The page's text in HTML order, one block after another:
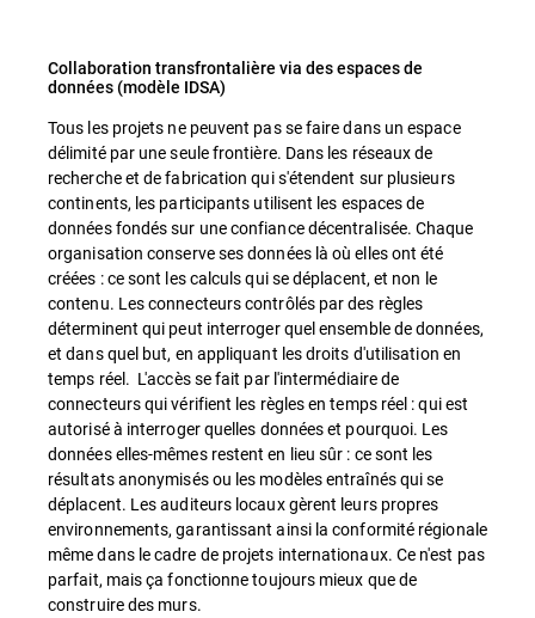
Collaboration transfrontalière via des espaces de
données (modèle IDSA)
Tous les projets ne peuvent pas se faire dans un espace
délimité par une seule frontière. Dans les réseaux de
recherche et de fabrication qui s'étendent sur plusieurs
continents, les participants utilisent les espaces de
données fondés sur une confiance décentralisée. Chaque
organisation conserve ses données là où elles ont été
créées : ce sont les calculs qui se déplacent, et non le
contenu. Les connecteurs contrôlés par des règles
déterminent qui peut interroger quel ensemble de données,
et dans quel but, en appliquant les droits d'utilisation en
temps réel. L'accès se fait par l'intermédiaire de
connecteurs qui vérifient les règles en temps réel : qui est
autorisé à interroger quelles données et pourquoi. Les
données elles-mêmes restent en lieu sûr : ce sont les
résultats anonymisés ou les modèles entraînés qui se
déplacent. Les auditeurs locaux gèrent leurs propres
environnements, garantissant ainsi la conformité régionale
même dans le cadre de projets internationaux. Ce n'est pas
parfait, mais ça fonctionne toujours mieux que de
construire des murs.